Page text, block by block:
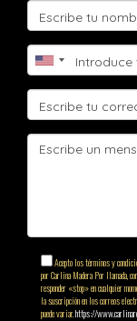
Acepto los términos y
por Carlina Madera Por llamada,
responder «stop» en cualquier
la suscripción en los correos
puede variar.https://